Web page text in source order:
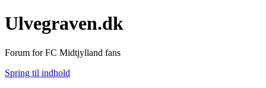
Ulvegraven.dk
Forum for FC Midtjylland fans
Spring til indhold